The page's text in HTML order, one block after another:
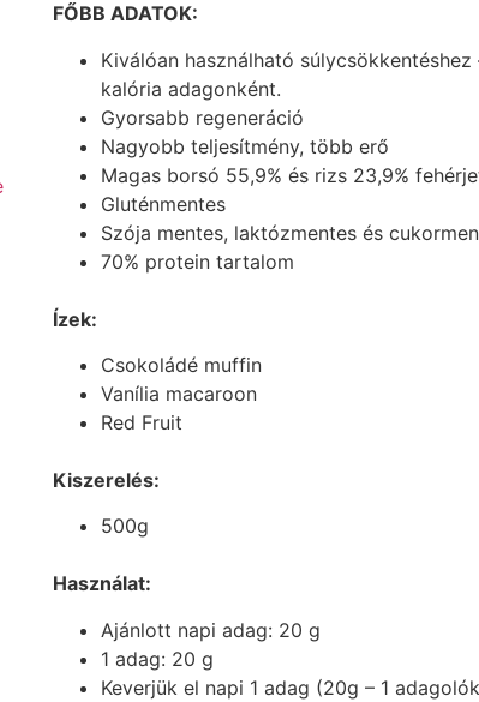
FŐBB ADATOK:
Kiválóan használható
kalória adagonként.
Gyorsabb regeneráció
Nagyobb teljesítmény, több erő
Magas borsó 55,9% és rizs 23,9%
Gluténmentes
Szója mentes, laktózmentes és
70% protein tartalom
Ízek:
Csokoládé muffin
Vanília macaroon
Red Fruit
Kiszerelés:
500g
Használat:
Ajánlott napi adag: 20 g
1 adag: 20 g
Keverjük el napi 1 adag (20g – 1